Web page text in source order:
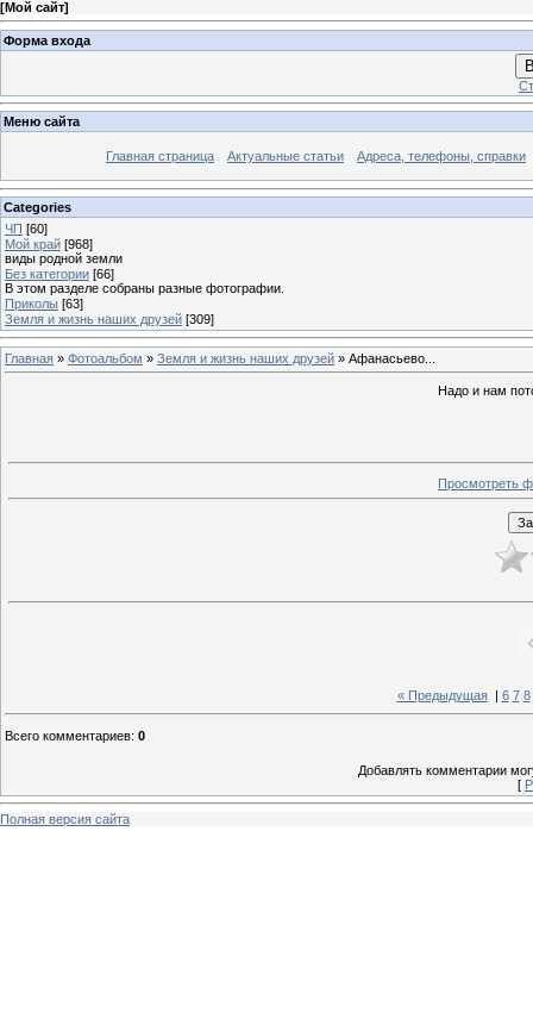
[Мой сайт]
Форма входа
Меню сайта
Главная страница Актуальные статьи Адреса, телефоны, справки
Categories
ЧП [60]
Мой край [968]
виды родной земли
Без категории [66]
В этом разделе собраны разные фотографии.
Приколы [63]
Земля и жизнь наших друзей [309]
Главная » Фотоальбом » Земля и жизнь наших друзей » Афанасьево...
Надо и нам
Просмотреть
« Предыдущая| 6 7 8
Всего комментариев: 0
Добавлять комментарии
[
Полная версия сайта